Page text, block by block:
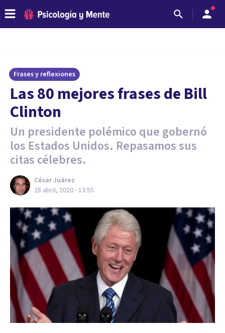
Frases y reflexiones
Las 80 mejores frases de Bill
Clinton
Un presidente polémico que gobernó
los Estados Unidos. Repasamos sus
citas célebres.
César Juárez
28 abril, 2020 - 13:55